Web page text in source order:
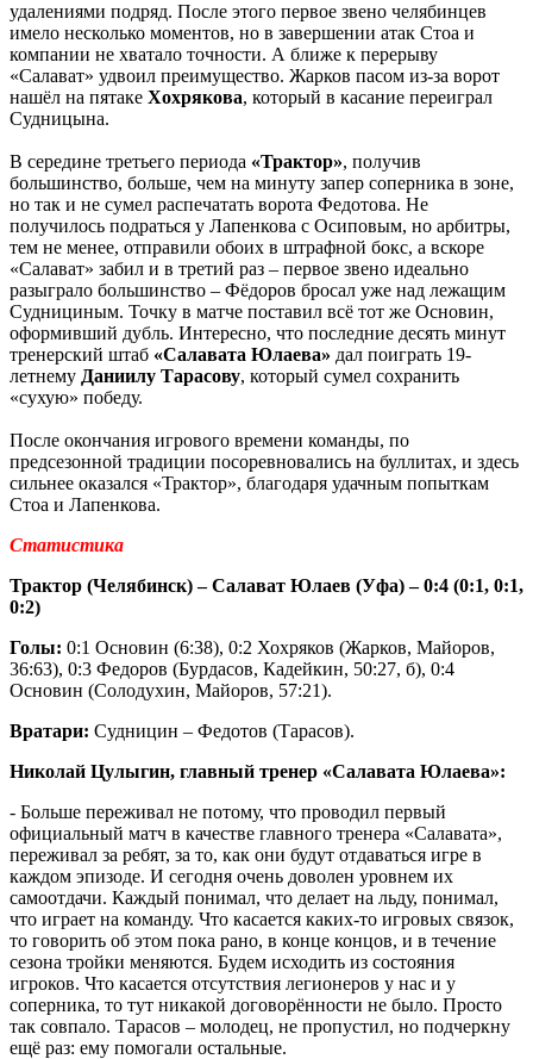
удалениями подряд. После этого первое звено челябинцев
имело несколько моментов, но в завершении атак Стоа и
компании не хватало точности. А ближе к перерыву
«Салават» удвоил преимущество. Жарков пасом из-за ворот
нашёл на пятаке Хохрякова, который в касание переиграл
Судницына.
В середине третьего периода «Трактор», получив
большинство, больше, чем на минуту запер соперника в зоне,
но так и не сумел распечатать ворота Федотова. Не
получилось подраться у Лапенкова с Осиповым, но арбитры,
тем не менее, отправили обоих в штрафной бокс, а вскоре
«Салават» забил и в третий раз – первое звено идеально
разыграло большинство – Фёдоров бросал уже над лежащим
Суднициным. Точку в матче поставил всё тот же Основин,
оформивший дубль. Интересно, что последние десять минут
тренерский штаб «Салавата Юлаева» дал поиграть 19-
летнему Даниилу Тарасову, который сумел сохранить
«сухую» победу.
После окончания игрового времени команды, по
предсезонной традиции посоревновались на буллитах, и здесь
сильнее оказался «Трактор», благодаря удачным попыткам
Стоа и Лапенкова.
Статистика
Трактор (Челябинск) – Салават Юлаев (Уфа) – 0:4 (0:1, 0:1,
0:2)
Голы: 0:1 Основин (6:38), 0:2 Хохряков (Жарков, Майоров,
36:63), 0:3 Федоров (Бурдасов, Кадейкин, 50:27, б), 0:4
Основин (Солодухин, Майоров, 57:21).
Вратари: Судницин – Федотов (Тарасов).
Николай Цулыгин, главный тренер «Салавата Юлаева»:
- Больше переживал не потому, что проводил первый
официальный матч в качестве главного тренера «Салавата»,
переживал за ребят, за то, как они будут отдаваться игре в
каждом эпизоде. И сегодня очень доволен уровнем их
самоотдачи. Каждый понимал, что делает на льду, понимал,
что играет на команду. Что касается каких-то игровых связок,
то говорить об этом пока рано, в конце концов, и в течение
сезона тройки меняются. Будем исходить из состояния
игроков. Что касается отсутствия легионеров у нас и у
соперника, то тут никакой договорённости не было. Просто
так совпало. Тарасов – молодец, не пропустил, но подчеркну
ещё раз: ему помогали остальные.